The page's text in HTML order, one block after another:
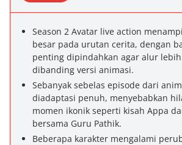
Season 2 Avatar live action
besar pada urutan cerita, dengan
penting dipindahkan agar alur
dibanding versi animasi.
Sebanyak sebelas episode dari
diadaptasi penuh, menyebabkan
momen ikonik seperti kisah Appa
bersama Guru Pathik.
Beberapa karakter mengalami